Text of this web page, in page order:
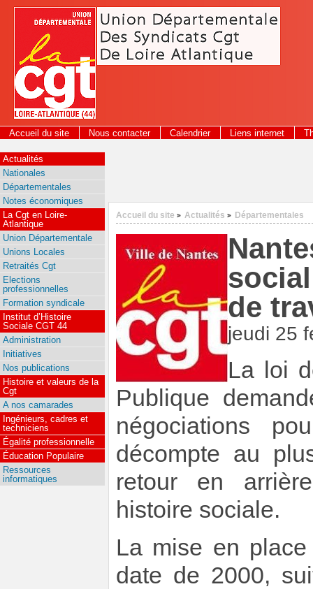
Panneau de gestion des cookies
Accueil du site Nous contacter Calendrier Liens internet
2026
Accueil du site > Actualités > Départementales
de
jeudi 25
La loi
Publique
négociations
décompte au
retour en
histoire sociale.
La mise en
date de 2000,
Actualités
Nationales
Départementales
Notes économiques
La Cgt en Loire-
Atlantique
Union Départementale
Unions Locales
Retraités Cgt
Elections
professionnelles
Formation syndicale
Institut d’Histoire
Sociale CGT 44
Administration
Initiatives
Nos publications
Histoire et valeurs de la
Cgt
A nos camarades
Ingénieurs, cadres et
techniciens
Égalité professionnelle
Éducation Populaire
Ressources
informatiques